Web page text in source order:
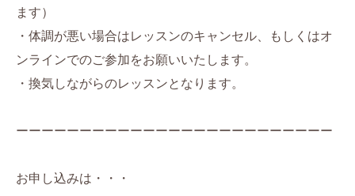
ます）
・体調が悪い場合はレッスンのキャンセル、もしくはオ
ンラインでのご参加をお願いいたします。
・換気しながらのレッスンとなります。
ーーーーーーーーーーーーーーーーーーーーーーーーー
お申し込みは・・・